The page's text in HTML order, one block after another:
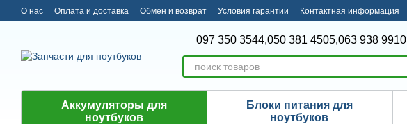
Перейти к основному контенту
О нас Оплата и доставка Обмен и возврат Условия гарантии Контактная информация
097 350 3544,050 381 4505,063 938 9910
Аккумуляторы для
ноутбуков
Блоки питания для
ноутбуков